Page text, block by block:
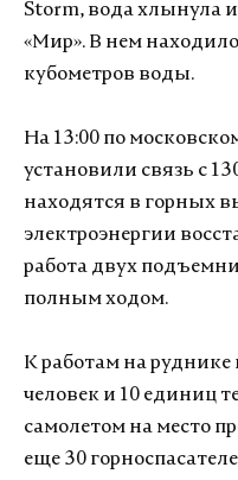
Storm, вода хлынула
«Мир». В нем
кубометров воды.
На 13:00 по
установили связь с
находятся в горных
электроэнергии
работа двух
полным ходом.
К работам на руднике
человек и 10 единиц
самолетом на место
еще 30